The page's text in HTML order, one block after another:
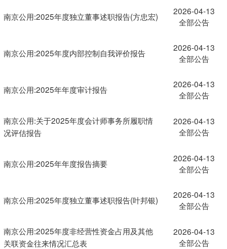
南京公用:2025年度独立董事述职报告(方忠宏)
2026-04-13
全部公告
南京公用:2025年度内部控制自我评价报告
2026-04-13
全部公告
南京公用:2025年年度审计报告
2026-04-13
全部公告
南京公用:关于2025年度会计师事务所履职情
况评估报告
2026-04-13
全部公告
南京公用:2025年年度报告摘要
2026-04-13
全部公告
南京公用:2025年度独立董事述职报告(叶邦银)
2026-04-13
全部公告
南京公用:2025年度非经营性资金占用及其他
关联资金往来情况汇总表
2026-04-13
全部公告